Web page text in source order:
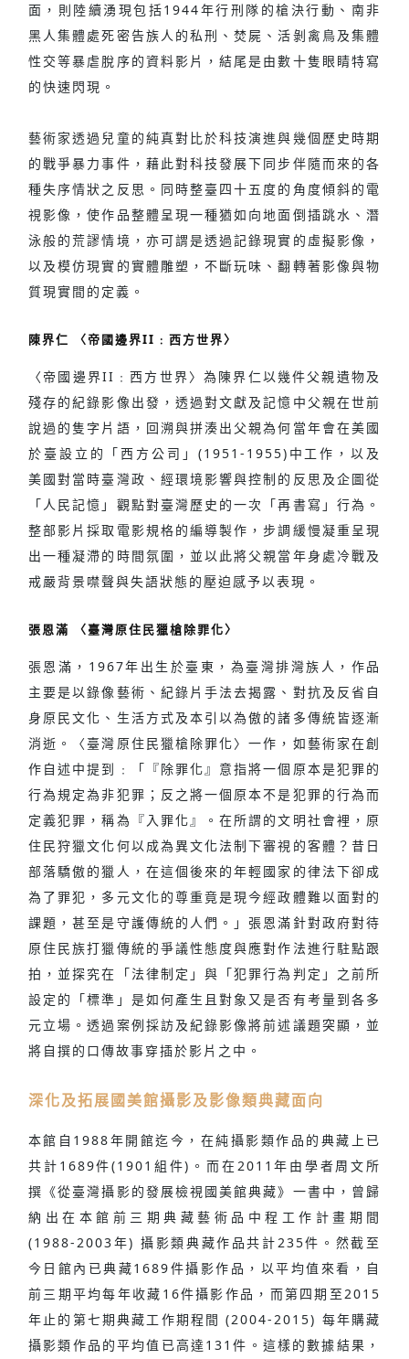
面，則陸續湧現包括1944年行刑隊的槍決行動、南非
黑人集體處死密告族人的私刑、焚屍、活剝禽鳥及集體
性交等暴虐脫序的資料影片，結尾是由數十隻眼睛特寫
的快速閃現。
藝術家透過兒童的純真對比於科技演進與幾個歷史時期
的戰爭暴力事件，藉此對科技發展下同步伴隨而來的各
種失序情狀之反思。同時整臺四十五度的角度傾斜的電
視影像，使作品整體呈現一種猶如向地面倒插跳水、潛
泳般的荒謬情境，亦可謂是透過記錄現實的虛擬影像，
以及模仿現實的實體雕塑，不斷玩味、翻轉著影像與物
質現實間的定義。
陳界仁 〈帝國邊界II﹕西方世界〉
〈帝國邊界II﹕西方世界〉為陳界仁以幾件父親遺物及
殘存的紀錄影像出發，透過對文獻及記憶中父親在世前
說過的隻字片語，回溯與拼湊出父親為何當年會在美國
於臺設立的「西方公司」(1951-1955)中工作，以及
美國對當時臺灣政、經環境影響與控制的反思及企圖從
「人民記憶」觀點對臺灣歷史的一次「再書寫」行為。
整部影片採取電影規格的編導製作，步調緩慢凝重呈現
出一種凝滯的時間氛圍，並以此將父親當年身處冷戰及
戒嚴背景噤聲與失語狀態的壓迫感予以表現。
張恩滿 〈臺灣原住民獵槍除罪化〉
張恩滿，1967年出生於臺東，為臺灣排灣族人，作品
主要是以錄像藝術、紀錄片手法去揭露、對抗及反省自
身原民文化、生活方式及本引以為傲的諸多傳統皆逐漸
消逝。〈臺灣原住民獵槍除罪化〉一作，如藝術家在創
作自述中提到﹕「『除罪化』意指將一個原本是犯罪的
行為規定為非犯罪；反之將一個原本不是犯罪的行為而
定義犯罪，稱為『入罪化』。在所謂的文明社會裡，原
住民狩獵文化何以成為異文化法制下審視的客體？昔日
部落驕傲的獵人，在這個後來的年輕國家的律法下卻成
為了罪犯，多元文化的尊重竟是現今經政體難以面對的
課題，甚至是守護傳統的人們。」張恩滿針對政府對待
原住民族打獵傳統的爭議性態度與應對作法進行駐點跟
拍，並探究在「法律制定」與「犯罪行為判定」之前所
設定的「標準」是如何產生且對象又是否有考量到各多
元立場。透過案例採訪及紀錄影像將前述議題突顯，並
將自撰的口傳故事穿插於影片之中。
深化及拓展國美館攝影及影像類典藏面向
本館自1988年開館迄今，在純攝影類作品的典藏上已
共計1689件(1901組件)。而在2011年由學者周文所
撰《從臺灣攝影的發展檢視國美館典藏》一書中，曾歸
納出在本館前三期典藏藝術品中程工作計畫期間
(1988-2003年) 攝影類典藏作品共計235件。然截至
今日館內已典藏1689件攝影作品，以平均值來看，自
前三期平均每年收藏16件攝影作品，而第四期至2015
年止的第七期典藏工作期程間 (2004-2015) 每年購藏
攝影類作品的平均值已高達131件。這樣的數據結果，